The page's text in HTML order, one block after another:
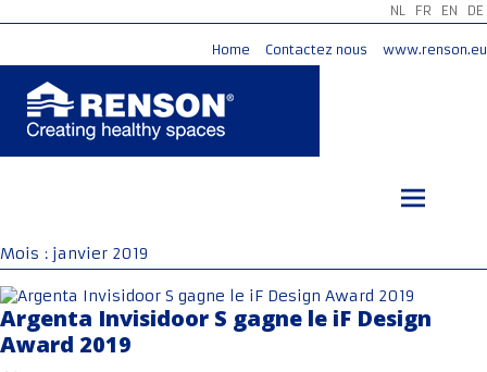
NL FR EN DE
Home Contactez nous www.renson.eu
Mois : janvier 2019
Argenta Invisidoor S gagne le iF Design
Award 2019